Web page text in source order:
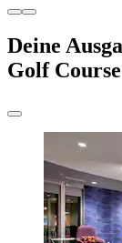
Deine
Golf Course